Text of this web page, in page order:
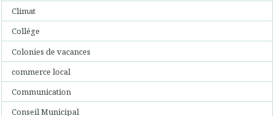
Climat
Collége
Colonies de vacances
commerce local
Communication
Conseil Municipal